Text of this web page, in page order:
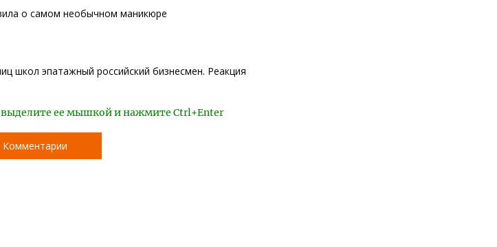
о самом необычном маникюре
школ эпатажный российский бизнесмен. Реакция
ее мышкой и нажмите Ctrl+Enter
Комментарии